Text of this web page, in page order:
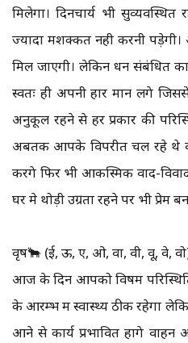
मिलेगा। दिनचार्य भी
ज्यादा मशक्कत नही करनी
मिल जाएगी। लेकिन धन संबंधित
स्वतः ही अपनी हार मान लेंगे
अनुकूल रहने से हर प्रकार की
अबतक आपके विपरीत चल रहे थे
करेंगे फिर भी आकस्मिक वाद-
घर मे थोड़ी उग्रता रहने पर भी प्रेम
वृष🐂 (ई, ऊ, ए, ओ, वा, वी, वू, वे,
आज के दिन आपको विषम
के आरम्भ में स्वास्थ्य ठीक रहेगा
आने से कार्य प्रभावित होंगे